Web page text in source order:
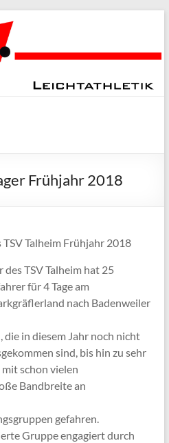
Frühjahr 2018
Talheim Frühjahr 2018
TSV Talheim hat 25
für 4 Tage am
nach Badenweiler
in diesem Jahr noch nicht
sind, bis hin zu sehr
schon vielen
Bandbreite an
gefahren.
Gruppe engagiert durch